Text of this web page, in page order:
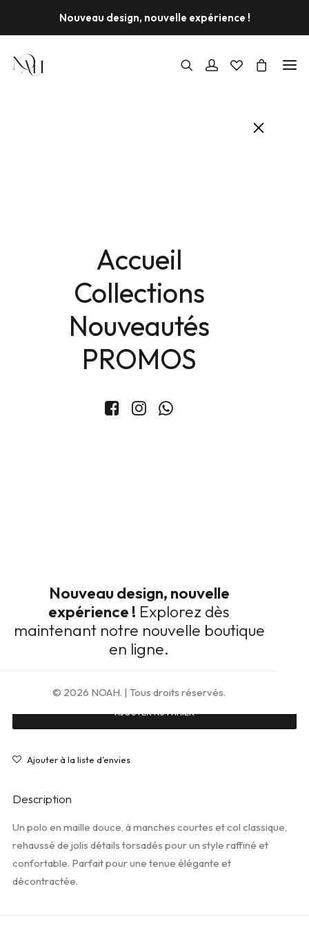
Nouveau design, nouvelle expérience !
Accueil
Collections
Nouveautés
PROMOS
Nouveau design, nouvelle
expérience ! Explorez dès
maintenant notre nouvelle boutique
en ligne.
© 2026 NOAH. | Tous droits réservés.
Couleur
AJOUTER AU PANIER
Ajouter à la liste d’envies
Description
Un polo en maille douce, à manches courtes et col classique,
rehaussé de jolis détails torsadés pour un style raffiné et
confortable. Parfait pour une tenue élégante et
décontractée.